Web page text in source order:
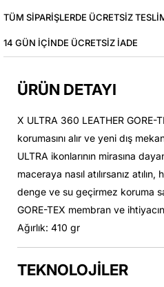
TÜM SIPARIŞLERDE ÜCRETSIZ
14 GÜN IÇINDE ÜCRETSIZ IADE
ÜRÜN DETAYI
X ULTRA 360 LEATHER GORE-
korumasını alır ve yeni dış
ULTRA ikonlarının mirasına
maceraya nasıl atılırsanız
denge ve su geçirmez koruma
GORE-TEX membran ve
Ağırlık: 410 gr
TEKNOLOJİLER